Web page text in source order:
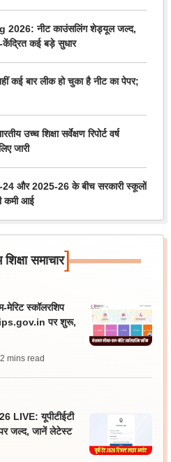
नीट काउंसलिंग शेड्यूल जल्द,
केंद्रित कई बड़े सुधार
बार लीक हो चुका है नीट का पेपर;
उच्च शिक्षा सर्वेक्षण रिपोर्ट वर्ष
जारी
और 2025-26 के बीच सरकारी स्कूलों
कमी आई
समाचार]
स्कॉलरशिप
पर शुरू,
| 2 mins read
LIVE: यूपीटीईटी
जल्द, जानें लेटेस्ट